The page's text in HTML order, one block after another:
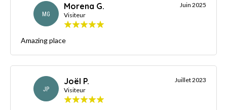
MG
Morena G.
Visiteur
Juin 2025
Amazing place
JP
Joël P.
Visiteur
Juillet 2023